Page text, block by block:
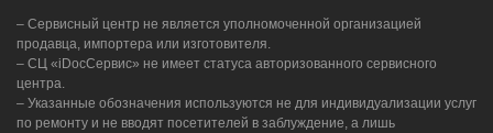
– Сервисный центр не является уполномоченной организацией
продавца, импортера или изготовителя.
– СЦ «iDocСервис» не имеет статуса авторизованного сервисного
центра.
– Указанные обозначения используются не для индивидуализации услуг
по ремонту и не вводят посетителей в заблуждение, а лишь